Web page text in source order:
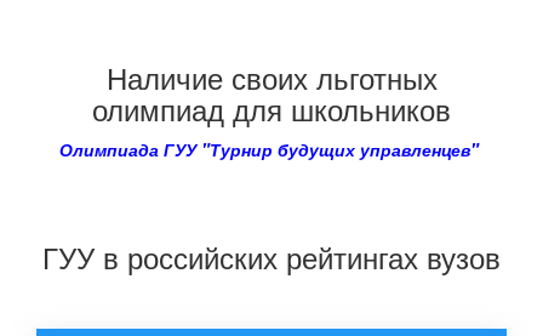
Наличие своих льготных
олимпиад для школьников
Олимпиада ГУУ "Турнир будущих управленцев"
ГУУ в российских рейтингах вузов